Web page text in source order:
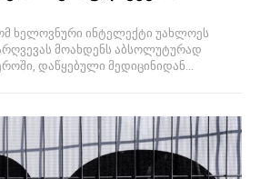
ხელოვნური ინტელექტი უახლოეს
მოახდენს აბსოლუტურად
დაწყებული მედიცინიდან...